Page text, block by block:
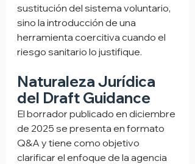
sustitución del sistema voluntario,
sino la introducción de una
herramienta coercitiva cuando el
riesgo sanitario lo justifique.
Naturaleza Jurídica
del Draft Guidance
El borrador publicado en diciembre
de 2025 se presenta en formato
Q&A y tiene como objetivo
clarificar el enfoque de la agencia